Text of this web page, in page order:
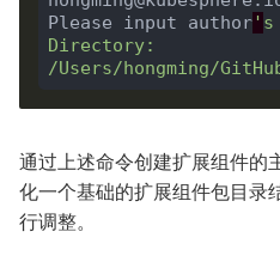
Please input author' s
Directory:
通过上述命令创建扩展组件
化一个基础的扩展组件包目录
行调整。